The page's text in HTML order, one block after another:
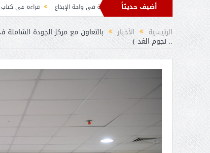
أضيف حديثاً نادرة ثمار الثقافة في واحة الإبداع قراءة في كتاب “الملك سلمان بن
تهنئة من قادة الدول الإسلامية بمناسبة عيد الفطر
الرئيسية الأخبار بالتعاون مع مركز الجودة
.. نجوم الغد )